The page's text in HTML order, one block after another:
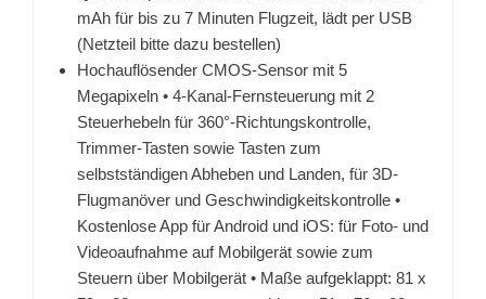
mAh für bis zu 7 Minuten Flugzeit, lädt per USB
(Netzteil bitte dazu bestellen)
Hochauflösender CMOS-Sensor mit 5
Megapixeln • 4-Kanal-Fernsteuerung mit 2
Steuerhebeln für 360°-Richtungskontrolle,
Trimmer-Tasten sowie Tasten zum
selbstständigen Abheben und Landen, für 3D-
Flugmanöver und Geschwindigkeitskontrolle •
Kostenlose App für Android und iOS: für Foto- und
Videoaufnahme auf Mobilgerät sowie zum
Steuern über Mobilgerät • Maße aufgeklappt: 81 x